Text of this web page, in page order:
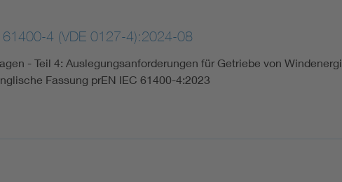
61400-4 (VDE 0127-4):2024-08
- Teil 4: Auslegungsanforderungen für Getriebe von
Fassung prEN IEC 61400-4:2023